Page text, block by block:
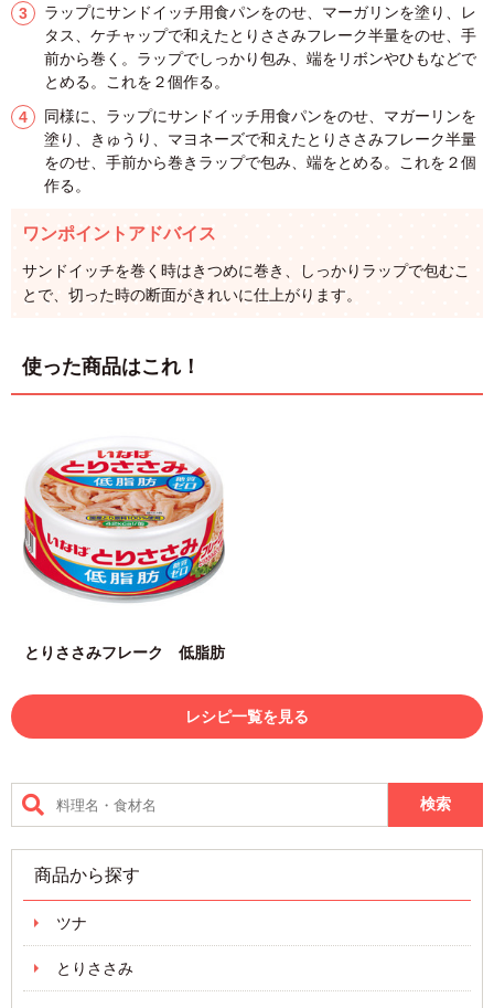
ラップにサンドイッチ用食パンをのせ、マーガリンを塗り、レ
タス、ケチャップで和えたとりささみフレーク半量をのせ、手
前から巻く。ラップでしっかり包み、端をリボンやひもなどで
とめる。これを２個作る。
同様に、ラップにサンドイッチ用食パンをのせ、マガーリンを
塗り、きゅうり、マヨネーズで和えたとりささみフレーク半量
をのせ、手前から巻きラップで包み、端をとめる。これを２個
作る。
ワンポイントアドバイス
サンドイッチを巻く時はきつめに巻き、しっかりラップで包むこ
とで、切った時の断面がきれいに仕上がります。
使った商品はこれ！
とりささみフレーク 低脂肪
レシピ一覧を見る
商品から探す
ツナ
とりささみ